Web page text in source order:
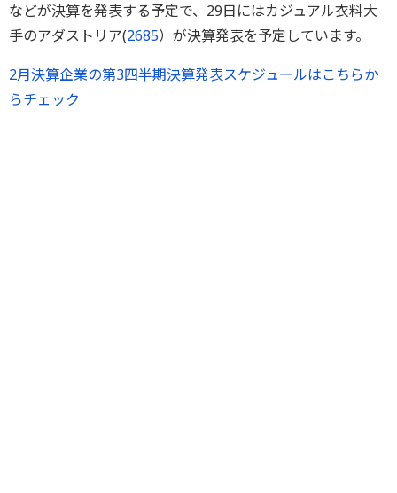
などが決算を発表する予定で、29日にはカジュアル衣料大
手のアダストリア(2685）が決算発表を予定しています。
2月決算企業の第3四半期決算発表スケジュールはこちらか
らチェック